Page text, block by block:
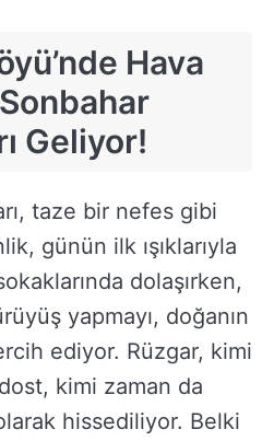
Hava
Geliyor!
taze bir nefes gibi
günün ilk ışıklarıyla
dolaşırken,
yapmayı, doğanın
ediyor. Rüzgar, kimi
kimi zaman da
hissediliyor. Belki